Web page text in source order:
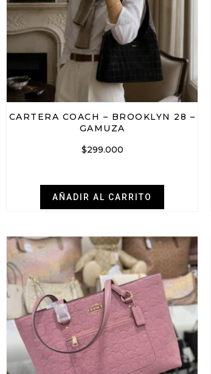
CARTERA COACH – BROOKLYN 28 –
GAMUZA
$299.000
AÑADIR AL CARRITO